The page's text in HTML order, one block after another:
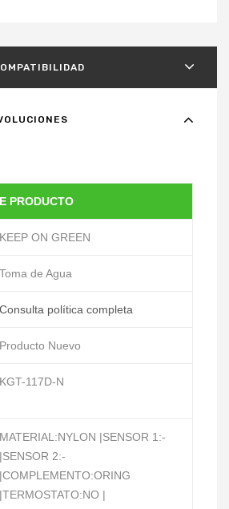
PRODUCTO
KEEP ON GREEN
Toma de Agua
Consulta política completa
Producto Nuevo
KGT-117D-N
MATERIAL:NYLON |SENSOR 1:-
|SENSOR 2:-
|COMPLEMENTO:ORING
|TERMOSTATO:NO |